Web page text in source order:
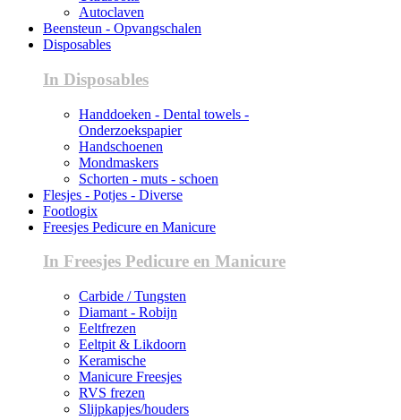
Autoclaven
Beensteun - Opvangschalen
Disposables
In Disposables
Handdoeken - Dental towels -
Onderzoekspapier
Handschoenen
Mondmaskers
Schorten - muts - schoen
Flesjes - Potjes - Diverse
Footlogix
Freesjes Pedicure en Manicure
In Freesjes Pedicure en Manicure
Carbide / Tungsten
Diamant - Robijn
Eeltfrezen
Eeltpit & Likdoorn
Keramische
Manicure Freesjes
RVS frezen
Slijpkapjes/houders